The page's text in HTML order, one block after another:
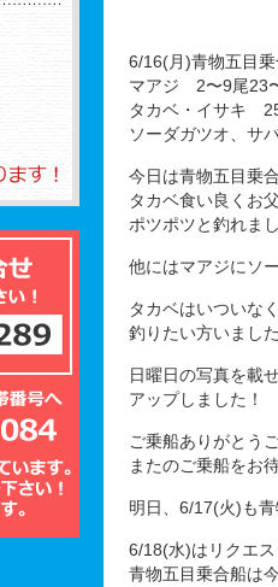
6/16(月)青物五目
マアジ 2〜9尾23
タカベ・イサキ
ソーダガツオ、サ
今日は青物五目乗
タカベ食い良くお
ポツポツと釣れま
他にはマアジにソ
タカベはいついな
釣りたい方いまし
日曜日の写真を載
アップしました！
ご乗船ありがとう
またのご乗船をお
明日、6/17(火)も
6/18(水)はリクエ
青物五目乗合船は